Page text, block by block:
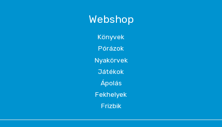
Webshop
Könyvek
Pórázok
Nyakörvek
Játékok
Ápolás
Fekhelyek
Frizbik